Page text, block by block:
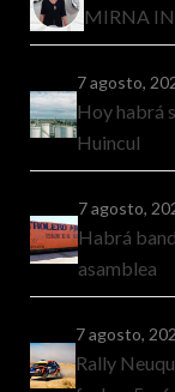
MIRNA
7 agosto,
Hoy habrá
Huincul
7 agosto,
Habrá
asamblea
7 agosto,
Rally